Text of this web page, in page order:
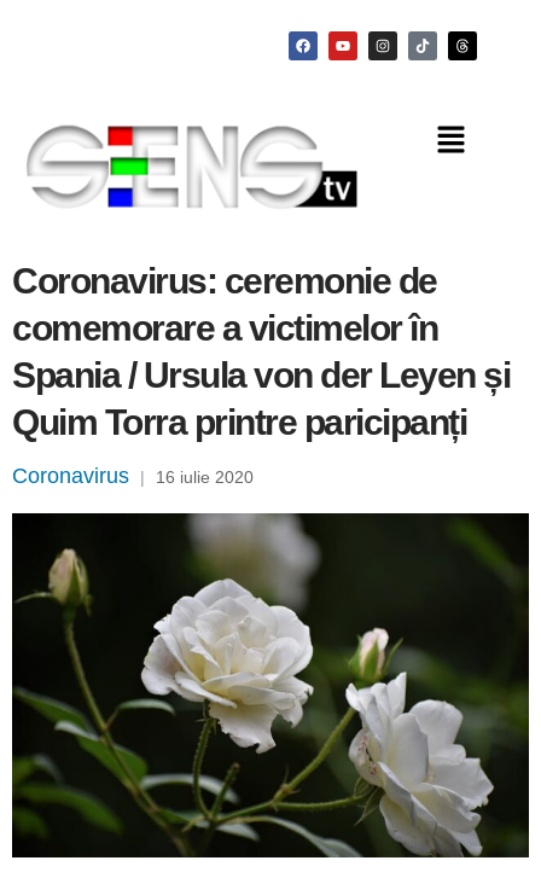
Coronavirus: ceremonie de
comemorare a victimelor în
Spania / Ursula von der Leyen și
Quim Torra printre paricipanți
Coronavirus | 16 iulie 2020